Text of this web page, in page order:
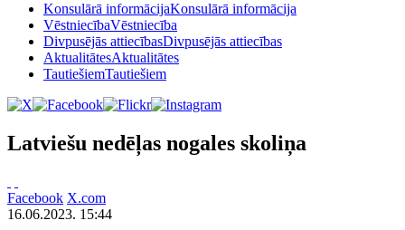
Konsulārā informācijaKonsulārā informācija
VēstniecībaVēstniecība
Divpusējās attiecībasDivpusējās attiecības
AktualitātesAktualitātes
TautiešiemTautiešiem
Latviešu nedēļas nogales skoliņa
Facebook X.com
16.06.2023. 15:44